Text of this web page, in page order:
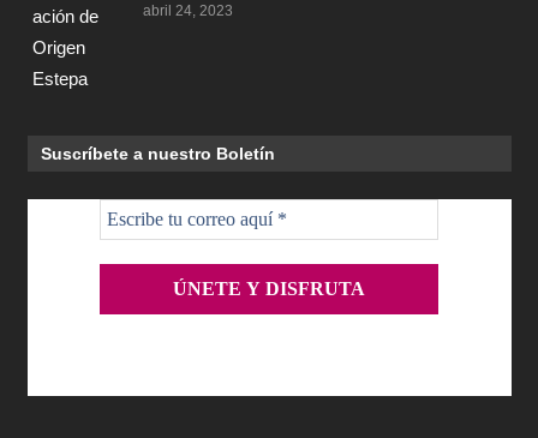
abril 24, 2023
Suscríbete a nuestro Boletín